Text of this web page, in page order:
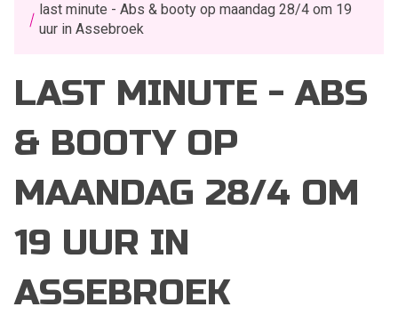
last minute - Abs & booty op maandag 28/4 om 19
uur in Assebroek
LAST MINUTE - ABS
& BOOTY OP
MAANDAG 28/4 OM
19 UUR IN
ASSEBROEK